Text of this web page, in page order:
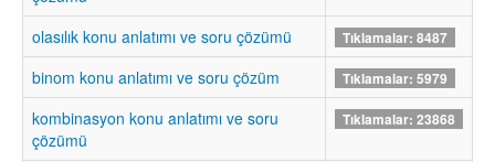
olasılık konu anlatımı ve soru çözümü
Tıklamalar: 8487
binom konu anlatımı ve soru çözüm Tıklamalar: 5979
kombinasyon konu anlatımı ve soru
çözümü
Tıklamalar: 23868